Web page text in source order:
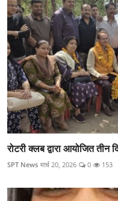
रोटरी क्लब द्वारा आयोजित तीन
SPT News मार्च 20, 2026 0 153